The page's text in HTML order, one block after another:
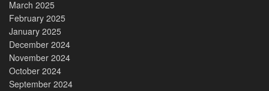
March 2025
February 2025
January 2025
December 2024
November 2024
October 2024
September 2024